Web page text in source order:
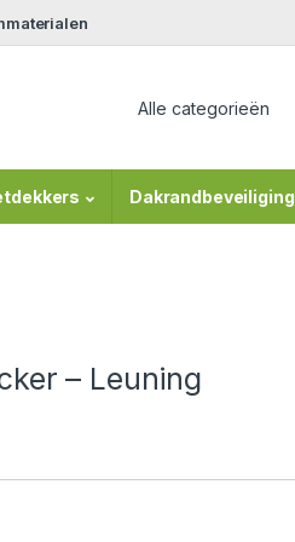
Dakrandbeveiliging
– Leuning